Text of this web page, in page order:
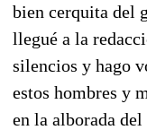
bien cerquita del
llegué a la
silencios y hago
estos hombres y
en la alborada